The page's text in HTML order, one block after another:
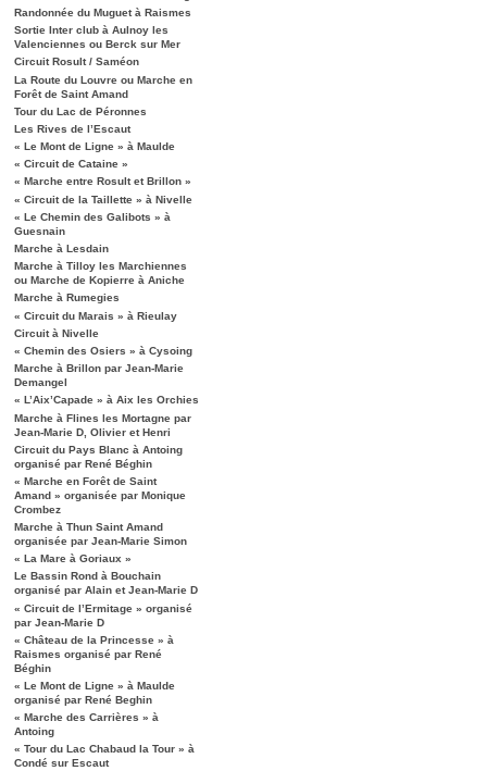
Randonnée du Muguet à Raismes
Sortie Inter club à Aulnoy les
Valenciennes ou Berck sur Mer
Circuit Rosult / Saméon
La Route du Louvre ou Marche en
Forêt de Saint Amand
Tour du Lac de Péronnes
Les Rives de l’Escaut
« Le Mont de Ligne » à Maulde
« Circuit de Cataine »
« Marche entre Rosult et Brillon »
« Circuit de la Taillette » à Nivelle
« Le Chemin des Galibots » à
Guesnain
Marche à Lesdain
Marche à Tilloy les Marchiennes
ou Marche de Kopierre à Aniche
Marche à Rumegies
« Circuit du Marais » à Rieulay
Circuit à Nivelle
« Chemin des Osiers » à Cysoing
Marche à Brillon par Jean-Marie
Demangel
« L’Aix’Capade » à Aix les Orchies
Marche à Flines les Mortagne par
Jean-Marie D, Olivier et Henri
Circuit du Pays Blanc à Antoing
organisé par René Béghin
« Marche en Forêt de Saint
Amand » organisée par Monique
Crombez
Marche à Thun Saint Amand
organisée par Jean-Marie Simon
« La Mare à Goriaux »
Le Bassin Rond à Bouchain
organisé par Alain et Jean-Marie D
« Circuit de l’Ermitage » organisé
par Jean-Marie D
« Château de la Princesse » à
Raismes organisé par René
Béghin
« Le Mont de Ligne » à Maulde
organisé par René Beghin
« Marche des Carrières » à
Antoing
« Tour du Lac Chabaud la Tour » à
Condé sur Escaut